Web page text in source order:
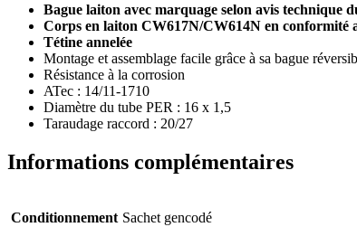
Bague laiton avec marquage selon avis technique
Corps en laiton CW617N/CW614N en conformité
Tétine annelée
Montage et assemblage facile grâce à sa bague
Résistance à la corrosion
ATec : 14/11-1710
Diamètre du tube PER : 16 x 1,5
Taraudage raccord : 20/27
Informations complémentaires
Conditionnement Sachet gencodé